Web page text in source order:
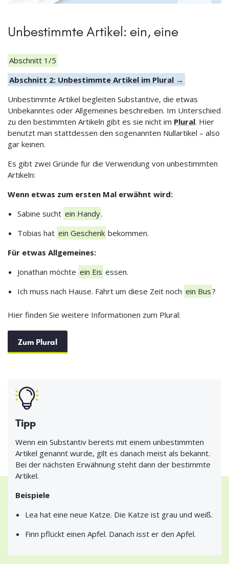
Unbestimmte Artikel: ein, eine
Abschnitt 1/5
Abschnitt 2: Unbestimmte Artikel im Plural →
Unbestimmte Artikel begleiten Substantive, die etwas
Unbekanntes oder Allgemeines beschreiben. Im Unterschied
zu den bestimmten Artikeln gibt es sie nicht im Plural. Hier
benutzt man stattdessen den sogenannten Nullartikel – also
gar keinen.
Es gibt zwei Gründe für die Verwendung von unbestimmten
Artikeln:
Wenn etwas zum ersten Mal erwähnt wird:
Sabine sucht ein Handy.
Tobias hat ein Geschenk bekommen.
Für etwas Allgemeines:
Jonathan möchte ein Eis essen.
Ich muss nach Hause. Fährt um diese Zeit noch ein Bus?
Hier finden Sie weitere Informationen zum Plural:
Zum Plural
Tipp
Wenn ein Substantiv bereits mit einem unbestimmten
Artikel genannt wurde, gilt es danach meist als bekannt.
Bei der nächsten Erwähnung steht dann der bestimmte
Artikel.
Beispiele
Lea hat eine neue Katze. Die Katze ist grau und weiß.
Finn pflückt einen Apfel. Danach isst er den Apfel.